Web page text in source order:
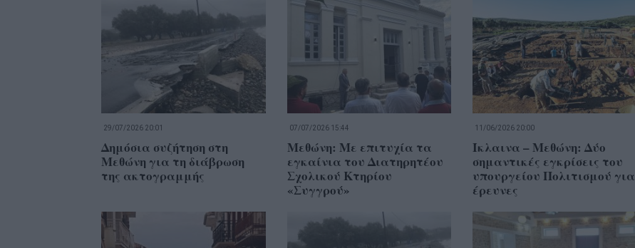
29/07/2026 20:01
Δημόσια συζήτηση στη
Μεθώνη για τη διάβρωση
της ακτογραμμής
07/07/2026 15:44
Μεθώνη: Με επιτυχία τα
εγκαίνια του Διατηρητέου
Σχολικού Κτηρίου
«Συγγρού»
11/06/2026 20:00
Ίκλαινα – Μεθώνη: Δύο
σημαντικές εγκρίσεις του
υπουργείου Πολιτισμού για
έρευνες